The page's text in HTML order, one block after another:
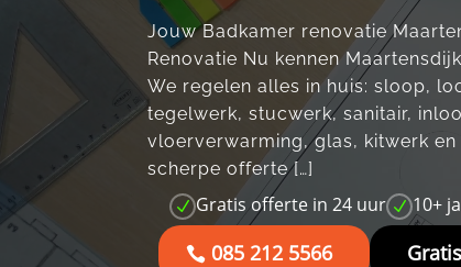
Jouw Badkamer renovatie
Renovatie Nu kennen
We regelen alles in huis: sloop,
tegelwerk, stucwerk, sanitair,
vloerverwarming, glas, kitwerk
scherpe offerte […]
N Gratis offerte in 24 uur N 10+
085 212 5566